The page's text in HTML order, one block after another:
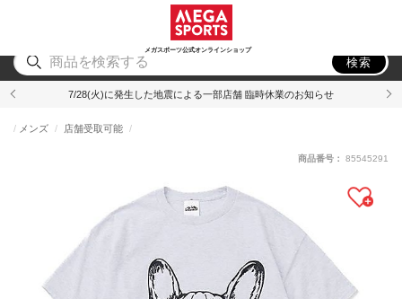
メガスポーツ公式オンラインショップ
アウトドア
検索
7/28(火)に発生した地震による一部店舗 臨時休業のお知らせ
メンズ 店舗受取可能
商品番号： 85545291